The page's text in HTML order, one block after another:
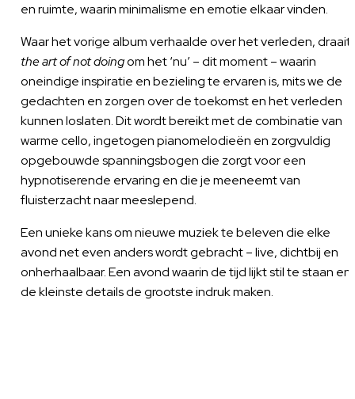
en ruimte, waarin minimalisme en emotie elkaar vinden.
Waar het vorige album verhaalde over het verleden, draait
the art of not doingom het ‘nu’ – dit moment – waarin
oneindige inspiratie en bezieling te ervaren is, mits we de
gedachten en zorgen over de toekomst en het verleden
kunnen loslaten. Dit wordt bereikt met de combinatie van
warme cello, ingetogen pianomelodieën en zorgvuldig
opgebouwde spanningsbogen die zorgt voor een
hypnotiserende ervaring en die je meeneemt van
fluisterzacht naar meeslepend.
Een unieke kans om nieuwe muziek te beleven die elke
avond net even anders wordt gebracht – live, dichtbij en
onherhaalbaar. Een avond waarin de tijd lijkt stil te staan en
de kleinste details de grootste indruk maken.